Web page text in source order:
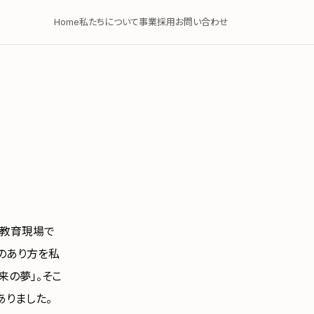
Home私たちについて事業採用お問い合わせ
育現場で
あり方を私
夢」。そこ
ました。